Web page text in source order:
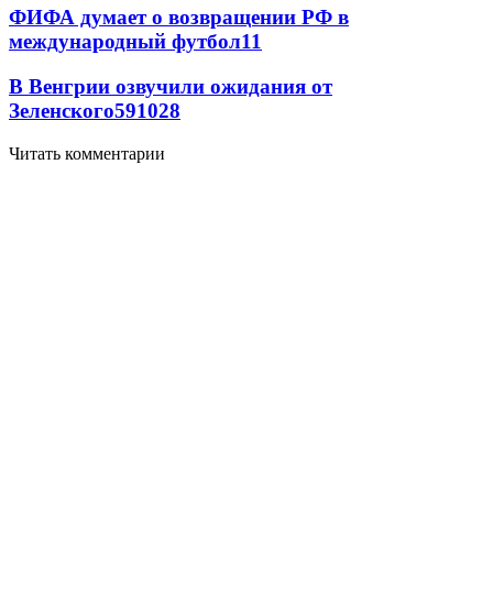
ФИФА думает о возвращении РФ в
международный футбол11
В Венгрии озвучили ожидания от
Зеленского591028
Читать комментарии